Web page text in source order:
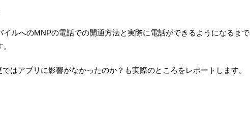
イルへのMNPの電話での開通方法と実際に電話ができるようになるまで
はアプリに影響がなかったのか？も実際のところをレポートします。